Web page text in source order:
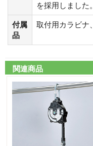
を採用しました。
付属
品
取付用カラビナ
関連商品